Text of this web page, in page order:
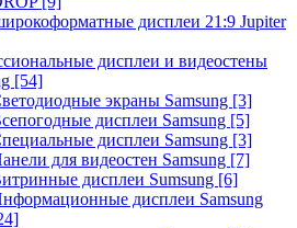
дисплеи 21:9 Jupiter
дисплеи и видеостены
[54]
экраны Samsung [3]
дисплеи Samsung [5]
дисплеи Samsung [3]
для видеостен Samsung [7]
дисплеи Sumsung [6]
дисплеи Samsung